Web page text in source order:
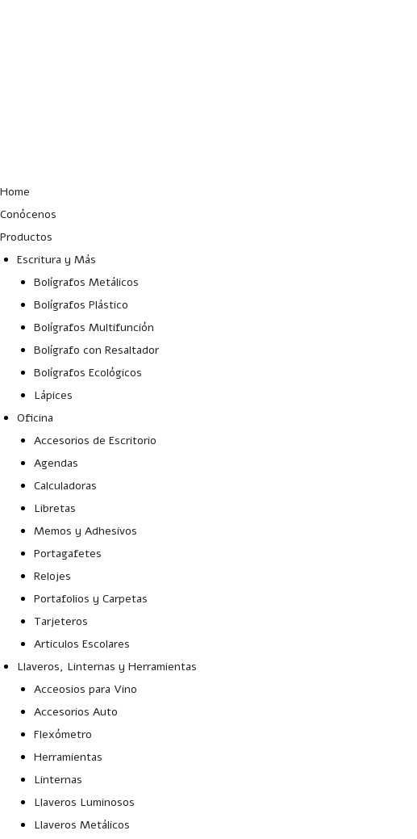
Home
Conócenos
Productos
Escritura y Más
Bolígrafos Metálicos
Bolígrafos Plástico
Bolígrafos Multifunción
Bolígrafo con Resaltador
Bolígrafos Ecológicos
Lápices
Oficina
Accesorios de Escritorio
Agendas
Calculadoras
Libretas
Memos y Adhesivos
Portagafetes
Relojes
Portafolios y Carpetas
Tarjeteros
Articulos Escolares
Llaveros, Linternas y Herramientas
Acceosios para Vino
Accesorios Auto
Flexómetro
Herramientas
Linternas
Llaveros Luminosos
Llaveros Metálicos